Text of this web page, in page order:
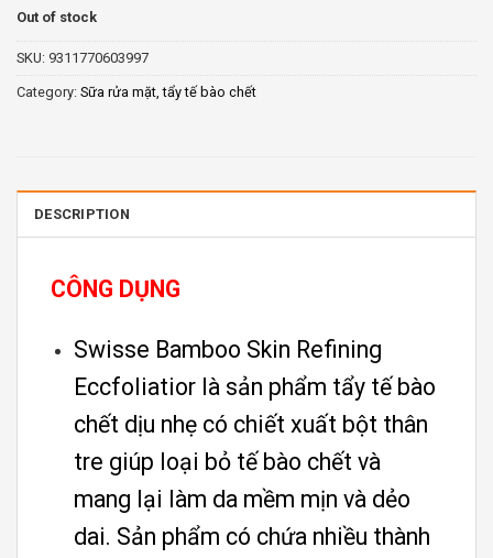
Out of stock
SKU: 9311770603997
Category: Sữa rửa mặt, tẩy tế bào chết
DESCRIPTION
CÔNG DỤNG
Swisse Bamboo Skin Refining
Eccfoliatior là sản phẩm tẩy tế bào
chết dịu nhẹ có chiết xuất bột thân
tre giúp loại bỏ tế bào chết và
mang lại làm da mềm mịn và dẻo
dai. Sản phẩm có chứa nhiều thành